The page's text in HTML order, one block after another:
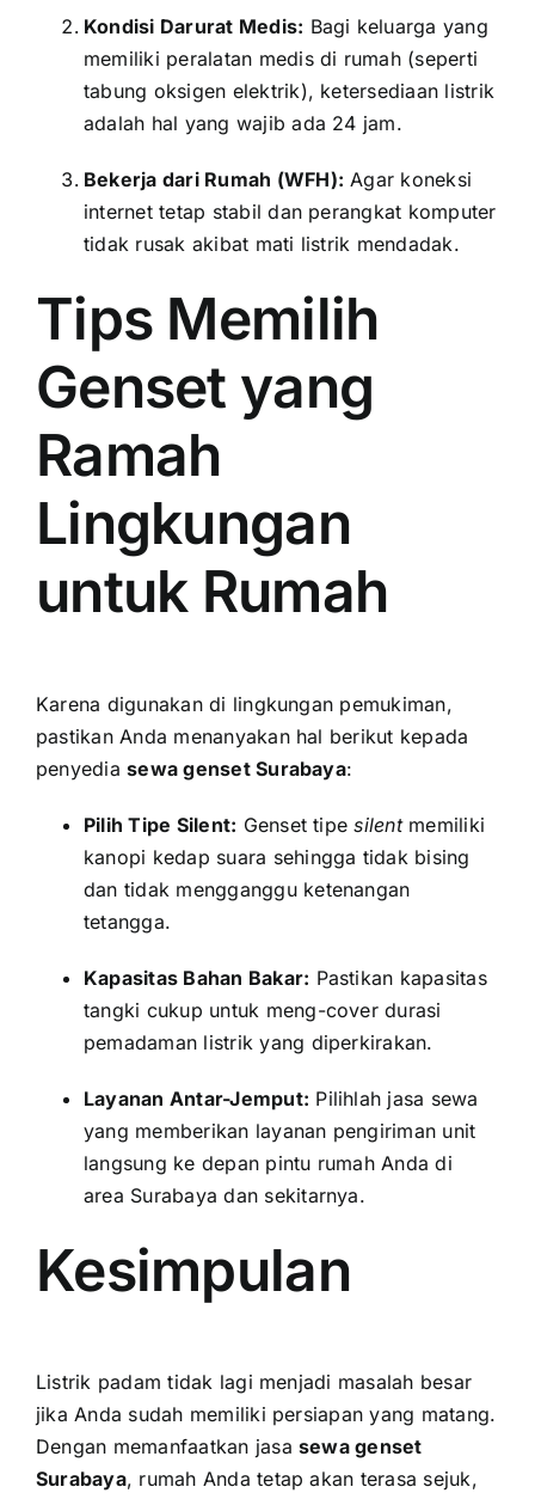
Kondisi Darurat Medis: Bagi keluarga yang
memiliki peralatan medis di rumah (seperti
tabung oksigen elektrik), ketersediaan listrik
adalah hal yang wajib ada 24 jam.
Bekerja dari Rumah (WFH): Agar koneksi
internet tetap stabil dan perangkat komputer
tidak rusak akibat mati listrik mendadak.
Tips Memilih
Genset yang
Ramah
Lingkungan
untuk Rumah
Karena digunakan di lingkungan pemukiman,
pastikan Anda menanyakan hal berikut kepada
penyediasewa genset Surabaya:
Pilih Tipe Silent: Genset tipesilentmemiliki
kanopi kedap suara sehingga tidak bising
dan tidak mengganggu ketenangan
tetangga.
Kapasitas Bahan Bakar: Pastikan kapasitas
tangki cukup untuk meng-cover durasi
pemadaman listrik yang diperkirakan.
Layanan Antar-Jemput: Pilihlah jasa sewa
yang memberikan layanan pengiriman unit
langsung ke depan pintu rumah Anda di
area Surabaya dan sekitarnya.
Kesimpulan
Listrik padam tidak lagi menjadi masalah besar
jika Anda sudah memiliki persiapan yang matang.
Dengan memanfaatkan jasasewa genset
Surabaya, rumah Anda tetap akan terasa sejuk,